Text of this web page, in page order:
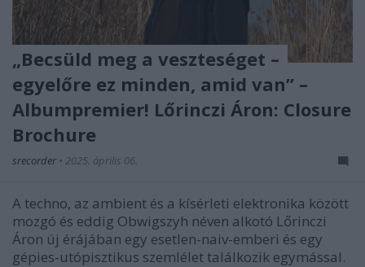
„Becsüld meg a veszteséget –
egyelőre ez minden, amid van” –
Albumpremier! Lőrinczi Áron: Closure
Brochure
srecorder • 2025. április 06.
A techno, az ambient és a kísérleti elektronika között
mozgó és eddig Obwigszyh néven alkotó Lőrinczi
Áron új érájában egy esetlen-naiv-emberi és egy
gépies-utópisztikus szemlélet találkozik egymással.